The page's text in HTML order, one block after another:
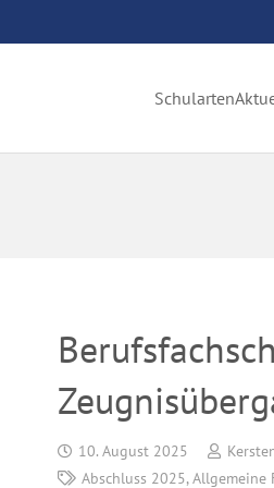
Schularten
10. August 2025
Abschluss 2025,Allgemeine